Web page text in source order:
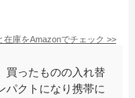
在庫をAmazonでチェック >>
買ったものの入れ替
パクトになり携帯に